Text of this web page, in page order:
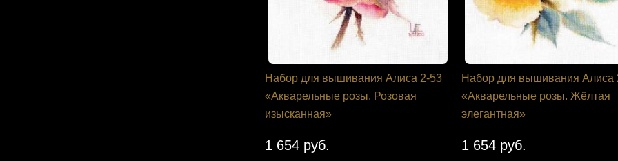
Набор для вышивания Алиса 2-53
«Акварельные розы. Розовая
изысканная»
1 654 руб.
Набор для вышивания Алиса
«Акварельные розы. Жёлтая
элегантная»
1 654 руб.